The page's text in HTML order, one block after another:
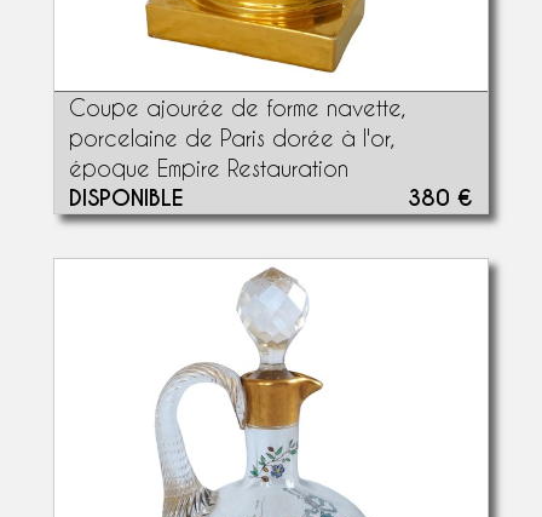
Coupe ajourée de forme navette,
porcelaine de Paris dorée à l'or,
époque Empire Restauration
DISPONIBLE 380 €